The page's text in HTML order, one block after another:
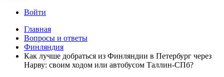
Войти
Главная
Вопросы и ответы
Финляндия
Как лучше добраться из Финляндии в Петербург через
Нарву: своим ходом или автобусом Таллин-СПб?